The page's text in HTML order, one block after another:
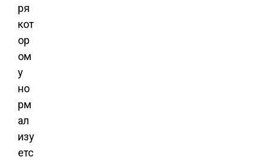
ря
кот
ор
ом
у
но
рм
ал
изу
етс